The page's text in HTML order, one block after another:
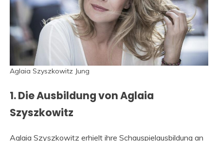
Aglaia Szyszkowitz Jung
1. Die Ausbildung von Aglaia
Szyszkowitz
Aglaia Szyszkowitz erhielt ihre Schauspielausbildung an